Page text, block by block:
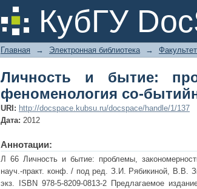
КубГУ
Личность и бытие:
бытийности
Главная → Электронная библиотека →
Личность и бытие:
феноменология со-
URI: http://docspace.kubsu.ru/docspace/handle/1/137
Дата: 2012
Аннотации:
Л 66 Личность и бытие: проблемы,
науч.-практ. конф. / под ред. З.И. Рябикиной, В.В.
экз. ISBN 978-5-8209-0813-2 Предлагаемое